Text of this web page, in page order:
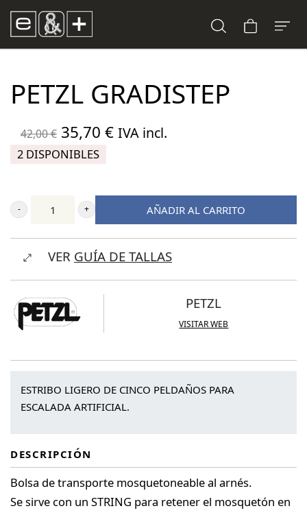
PETZL GRADISTEP
42,00€ El
precio
42,00 €.
35,70 €El
es:
35,70 €.
IVA incl.
2 DISPONIBLES
Petzl
Gradistep
cantidad
AÑADIR AL CARRITO
VER GUÍA DE TALLAS
PETZL
VISITAR WEB
ESTRIBO LIGERO DE CINCO PELDAÑOS PARA
ESCALADA ARTIFICIAL.
DESCRIPCIÓN
Bolsa de transporte mosquetoneable al arnés.
Se sirve con un STRING para retener el mosquetón en